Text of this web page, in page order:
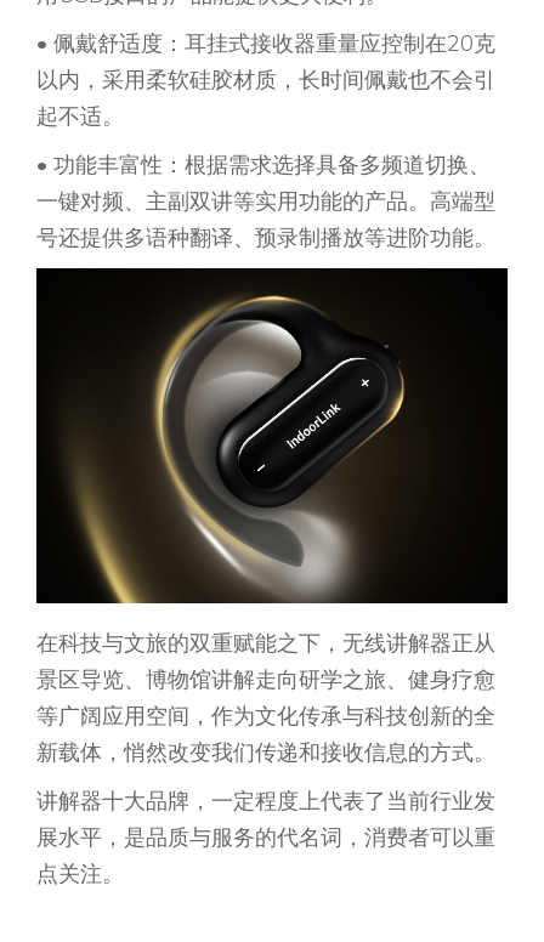
• 佩戴舒适度：耳挂式接收器重量应控制在20克
以内，采用柔软硅胶材质，长时间佩戴也不会引
起不适。
• 功能丰富性：根据需求选择具备多频道切换、
一键对频、主副双讲等实用功能的产品。高端型
号还提供多语种翻译、预录制播放等进阶功能。
在科技与文旅的双重赋能之下，无线讲解器正从
景区导览、博物馆讲解走向研学之旅、健身疗愈
等广阔应用空间，作为文化传承与科技创新的全
新载体，悄然改变我们传递和接收信息的方式。
讲解器十大品牌，一定程度上代表了当前行业发
展水平，是品质与服务的代名词，消费者可以重
点关注。